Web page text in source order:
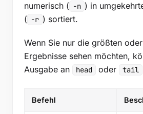
numerisch ( -n ) in
( -r ) sortiert.
Wenn Sie nur die größten
Ergebnisse sehen möchten,
Ausgabe an
head oder tail
Befehl